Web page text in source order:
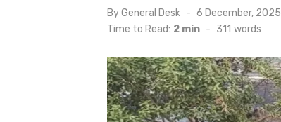
ByGeneral Desk
Posted
on
6 December, 2025
Time to Read: 2 min - 311 words